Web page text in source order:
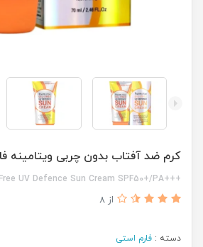
کرم ضد آفتاب بدون چربی ویتامینه
+++Farm Stay Oil-Free UV Defence Sun Cream SPF50+/PA
از 8
دسته : فارم استی